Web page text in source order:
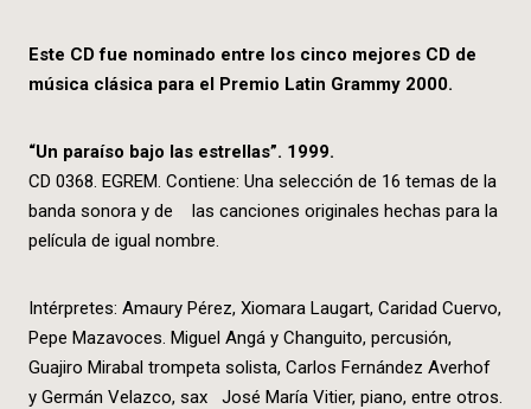
Este CD fue nominado entre los cinco mejores CD de
música clásica para el Premio Latin Grammy 2000.
“Un paraíso bajo las estrellas”. 1999.
CD 0368. EGREM. Contiene: Una selección de 16 temas de la
banda sonora y de las canciones originales hechas para la
película de igual nombre.
Intérpretes: Amaury Pérez, Xiomara Laugart, Caridad Cuervo,
Pepe Mazavoces. Miguel Angá y Changuito, percusión,
Guajiro Mirabal trompeta solista, Carlos Fernández Averhof
y Germán Velazco, sax José María Vitier, piano, entre otros.